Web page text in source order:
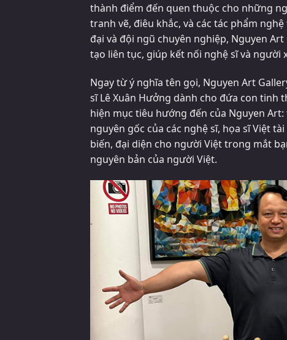
thành điểm đến quen thuộc cho những
tranh vẽ, điêu khắc, và các tác phẩm
đại và đội ngũ chuyên nghiệp, Nguyen
tạo liên tục, giúp kết nối nghệ sĩ và người
Ngay từ ý nghĩa tên gọi, Nguyen Art
sĩ Lê Xuân Hưởng dành cho đứa con tinh
hiện mục tiêu hướng đến của Nguyen
nguyên gốc của các nghệ sĩ, họa sĩ Việt
biến, đại diện cho người Việt trong mắt
nguyên bản của người Việt.